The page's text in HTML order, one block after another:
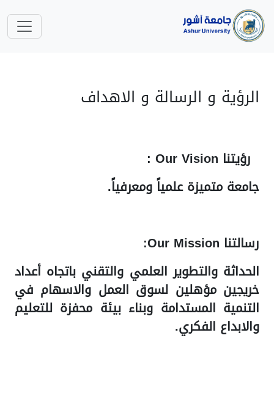
الرؤية و الرسالة و الاهداف
رؤيتنا Our Vision
:
جامعة متميزة علمياً ومعرفياً.
رسالتنا Our Mission
:
الحداثة والتطوير العلمي والتقني باتجاه أعداد
خريجين مؤهلين لسوق العمل والاسهام في
التنمية المستدامة وبناء بيئة محفزة للتعليم
والابداع الفكري.